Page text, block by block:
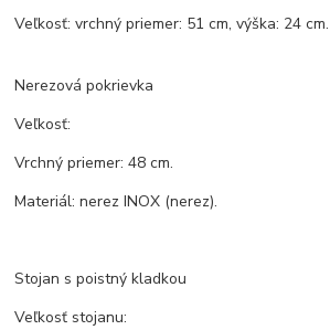
Veľkosť: vrchný priemer: 51 cm, výška: 24 cm.
Nerezová pokrievka
Veľkosť:
Vrchný priemer: 48 cm.
Materiál: nerez INOX (nerez).
Stojan s poistný kladkou
Veľkosť stojanu: